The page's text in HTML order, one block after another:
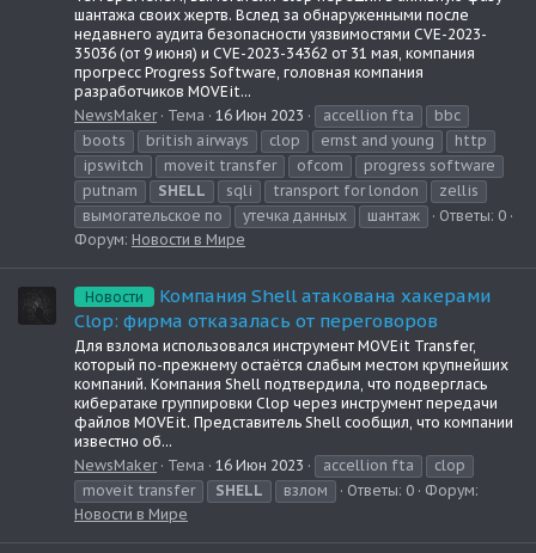
шантажа своих жертв. Вслед за обнаруженными после
недавнего аудита безопасности уязвимостями CVE-2023-
35036 (от 9 июня) и CVE-2023-34362 от 31 мая, компания
прогресс Progress Software, головная компания
разработчиков MOVEit...
NewsMaker
Тема 16 Июн 2023 accellion fta
bbc
boots
british airways clop ernst and young
http
ipswitch
moveit transfer ofcom
progress software
putnam
SHELL sqli transport for london
zellis
вымогательское по
утечка данных шантаж
Ответы: 0
Форум: Новости в Мире
Новости
Компания Shell атакована хакерами
Clop: фирма отказалась от переговоров
Для взлома использовался инструмент MOVEit Transfer,
который по-прежнему остаётся слабым местом крупнейших
компаний. Компания Shell подтвердила, что подверглась
кибератаке группировки Clop через инструмент передачи
файлов MOVEit. Представитель Shell сообщил, что компании
известно об...
NewsMaker
Тема 16 Июн 2023 accellion fta
clop
moveit transfer
SHELL взлом Ответы: 0
Форум:
Новости в Мире